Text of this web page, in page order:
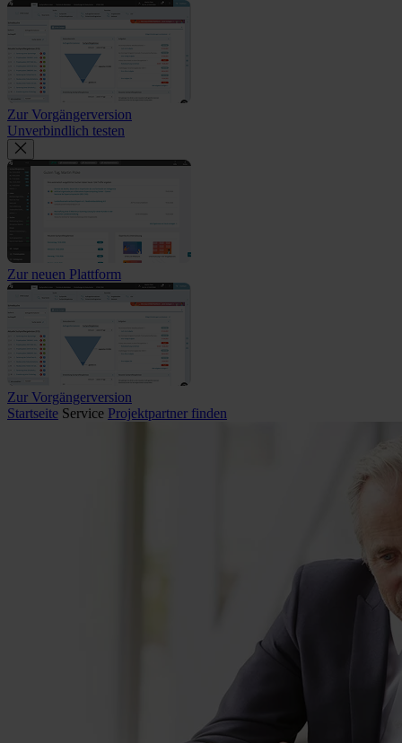
Zur Vorgängerversion
Unverbindlich testen
Zur neuen Plattform
Zur Vorgängerversion
Startseite Service Projektpartner finden